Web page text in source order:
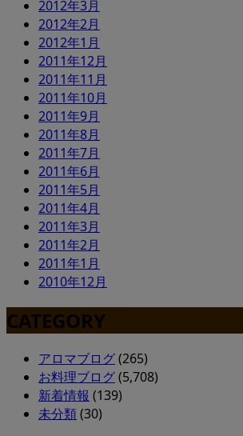
2012年3月
2012年2月
2012年1月
2011年12月
2011年11月
2011年10月
2011年9月
2011年8月
2011年7月
2011年6月
2011年5月
2011年4月
2011年3月
2011年2月
2011年1月
2010年12月
CATEGORY
アロマブログ(265)
お料理ブログ(5,708)
新着情報 (139)
未分類(30)